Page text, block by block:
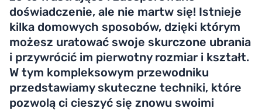
doświadczenie, ale nie martw się! Istnieje
kilka domowych sposobów, dzięki którym
możesz uratować swoje skurczone ubrania
i przywrócić im pierwotny rozmiar i kształt.
W tym kompleksowym przewodniku
przedstawiamy skuteczne techniki, które
pozwolą ci cieszyć się znowu swoimi